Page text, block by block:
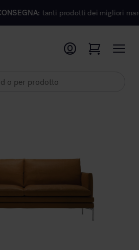
tanti prodotti dei migliori marchi di